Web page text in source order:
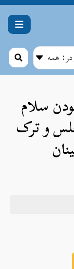
سلام
و ترک